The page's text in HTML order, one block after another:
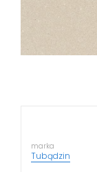
marka
Tubądzin